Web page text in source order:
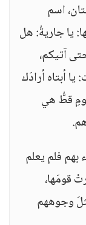
اسم
يا جاريةُ: هل
آتيكم،
أبتاه أرادَك
قطُّ هي
فلم يعلم
قومَها،
وجوههم